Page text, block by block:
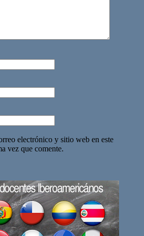
electrónico y sitio web en este
vez que comente.